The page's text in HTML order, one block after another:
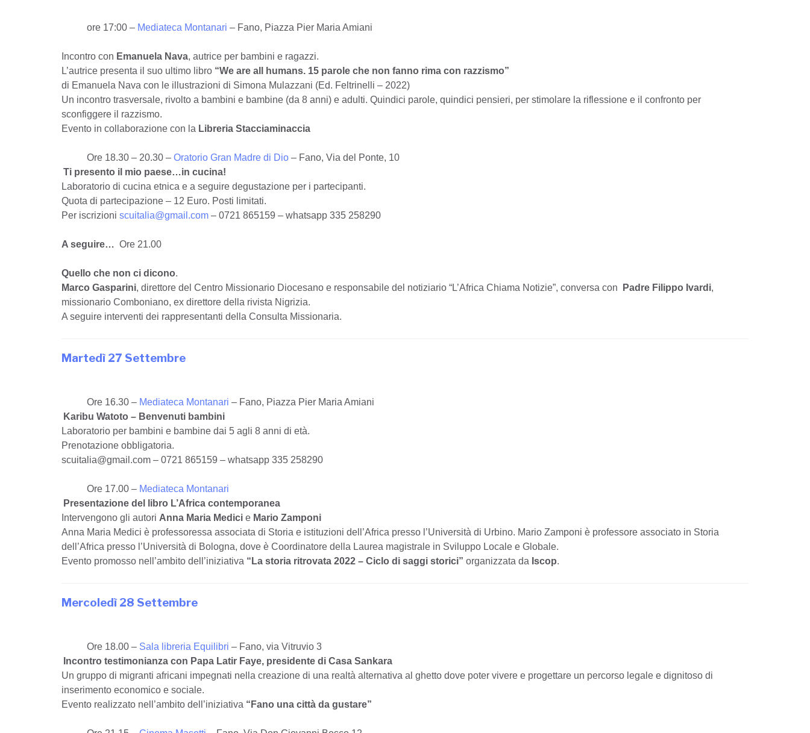
ore 17:00 – Mediateca Montanari – Fano, Piazza Pier Maria Amiani
Incontro con Emanuela Nava, autrice per bambini e ragazzi.
L’autrice presenta il suo ultimo libro “We are all humans. 15 parole che non fanno rima con razzismo”
di Emanuela Nava con le illustrazioni di Simona Mulazzani (Ed. Feltrinelli – 2022)
Un incontro trasversale, rivolto a bambini e bambine (da 8 anni) e adulti. Quindici parole, quindici pensieri, per stimolare la riflessione e il confronto per
sconfiggere il razzismo.
Evento in collaborazione con la Libreria Stacciaminaccia
Ore 18.30 – 20.30 – Oratorio Gran Madre di Dio – Fano, Via del Ponte, 10
Ti presento il mio paese…in cucina!
Laboratorio di cucina etnica e a seguire degustazione per i partecipanti.
Quota di partecipazione – 12 Euro. Posti limitati.
Per iscrizioni scuitalia@gmail.com – 0721 865159 – whatsapp 335 258290
A seguire… Ore 21.00
Quello che non ci dicono.
Marco Gasparini, direttore del Centro Missionario Diocesano e responsabile del notiziario “L’Africa Chiama Notizie”, conversa con Padre Filippo Ivardi,
missionario Comboniano, ex direttore della rivista Nigrizia.
A seguire interventi dei rappresentanti della Consulta Missionaria.
Martedì 27 Settembre
Ore 16.30 – Mediateca Montanari – Fano, Piazza Pier Maria Amiani
Karibu Watoto – Benvenuti bambini
Laboratorio per bambini e bambine dai 5 agli 8 anni di età.
Prenotazione obbligatoria.
scuitalia@gmail.com – 0721 865159 – whatsapp 335 258290
Ore 17.00 – Mediateca Montanari
Presentazione del libro L’Africa contemporanea
Intervengono gli autori Anna Maria Medici e Mario Zamponi
Anna Maria Medici è professoressa associata di Storia e istituzioni dell’Africa presso l’Università di Urbino. Mario Zamponi è professore associato in Storia
dell’Africa presso l’Università di Bologna, dove è Coordinatore della Laurea magistrale in Sviluppo Locale e Globale.
Evento promosso nell’ambito dell’iniziativa “La storia ritrovata 2022 – Ciclo di saggi storici” organizzata da Iscop.
Mercoledì 28 Settembre
Ore 18.00 – Sala libreria Equilibri – Fano, via Vitruvio 3
Incontro testimonianza con Papa Latir Faye, presidente di Casa Sankara
Un gruppo di migranti africani impegnati nella creazione di una realtà alternativa al ghetto dove poter vivere e progettare un percorso legale e dignitoso di
inserimento economico e sociale.
Evento realizzato nell’ambito dell’iniziativa “Fano una città da gustare”